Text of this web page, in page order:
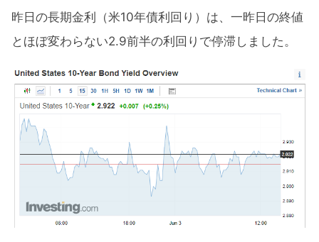
昨日の長期金利（米10年債利回り）は、一昨日の終値
とほぼ変わらない2.9前半の利回りで停滞しました。